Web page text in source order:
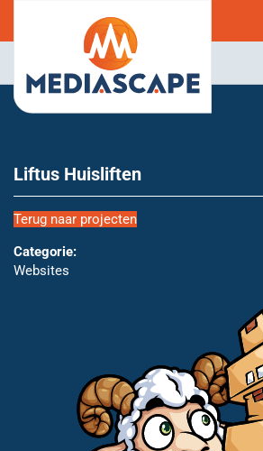
Liftus Huisliften
Terug naar projecten
Categorie:
Websites